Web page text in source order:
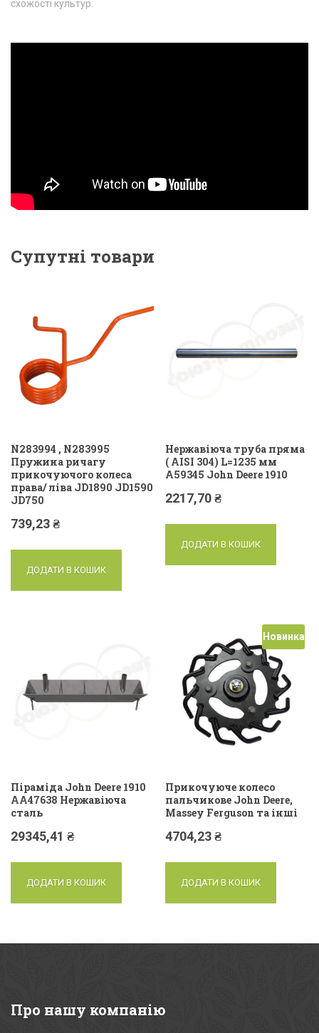
схожості культур.
Супутні товари
N283994 , N283995
Пружина ричагу
прикочуючого колеса
права/ ліва JD1890 JD1590
JD750
739,23₴
ДОДАТИ В КОШИК
Нержавіюча труба пряма
( AISI 304) L=1235 мм
A59345 John Deere 1910
2217,70₴
ДОДАТИ В КОШИК
Піраміда John Deere 1910
AA47638 Нержавіюча
сталь
29345,41 ₴
ДОДАТИ В КОШИК
Новинка
Прикочуюче колесо
пальчикове John Deere,
Massey Ferguson та інші
4704,23₴
ДОДАТИ В КОШИК
Про нашу компанію